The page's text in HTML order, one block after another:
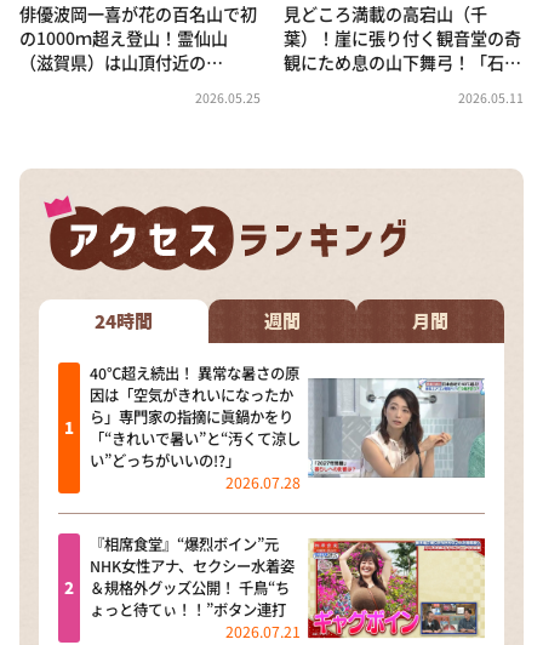
俳優波岡一喜が花の百名山で初
の1000ｍ超え登山！霊仙山
（滋賀県）は山頂付近の…
2026.05.25
見どころ満載の高宕山（千
葉）！崖に張り付く観音堂の奇
観にため息の山下舞弓！「石…
2026.05.11
24時間 週間 月間
40℃超え続出！ 異常な暑さの原
因は「空気がきれいになったか
ら」専門家の指摘に眞鍋かをり
「“きれいで暑い”と“汚くて涼し
い”どっちがいいの!?」
2026.07.28
『相席食堂』“爆烈ボイン”元
NHK女性アナ、セクシー水着姿
＆規格外グッズ公開！ 千鳥“ち
ょっと待てぃ！！”ボタン連打
2026.07.21